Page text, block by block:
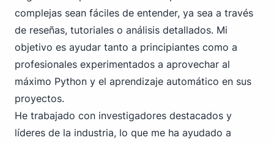
complejas sean fáciles de entender, ya sea a través
de reseñas, tutoriales o análisis detallados. Mi
objetivo es ayudar tanto a principiantes como a
profesionales experimentados a aprovechar al
máximo Python y el aprendizaje automático en sus
proyectos.
He trabajado con investigadores destacados y
líderes de la industria, lo que me ha ayudado a